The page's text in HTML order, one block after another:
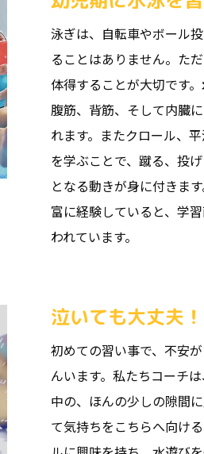
泳ぎは、自転車やボール
ることはありません。た
体得することが大切です
腹筋、背筋、そして内臓
れます。またクロール、
を学ぶことで、蹴る、投
となる動きが身に付きま
富に経験していると、学
われています。
泣いても大丈夫！
初めての習い事で、不安
んいます。私たちコーチ
中の、ほんの少しの隙間
て気持ちをこちらへ向け